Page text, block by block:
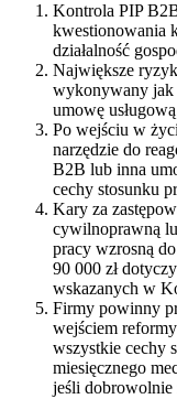
Kontrola PIP
kwestionowania
działalność
Największe
wykonywany jak
umowę
Po wejściu w
narzędzie do
B2B lub inna
cechy stosunku
Kary za
cywilnoprawną
pracy wzrosną do
90 000 zł
wskazanych w
Firmy powinny
wejściem
wszystkie cechy
miesięcznego
jeśli dobrowolnie